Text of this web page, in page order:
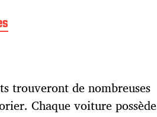
trouveront de nombreuses
Chaque voiture possède